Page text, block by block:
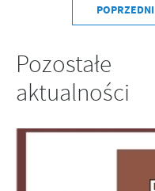
POPRZEDNI
Pozostałe
aktualności